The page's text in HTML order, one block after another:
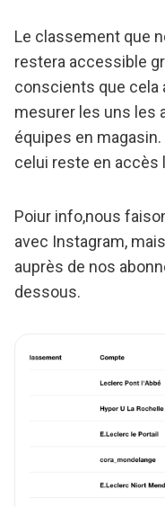
Le classement que
restera accessible
conscients que cela
mesurer les uns les
équipes en
celui reste en accès
Poiur info,nous
avec Instagram,
auprès de nos
dessous.